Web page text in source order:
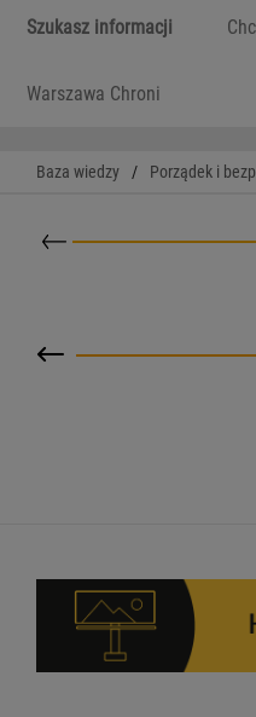
Szukasz informacji
Warszawa Chroni
Baza wiedzy / Porządek i